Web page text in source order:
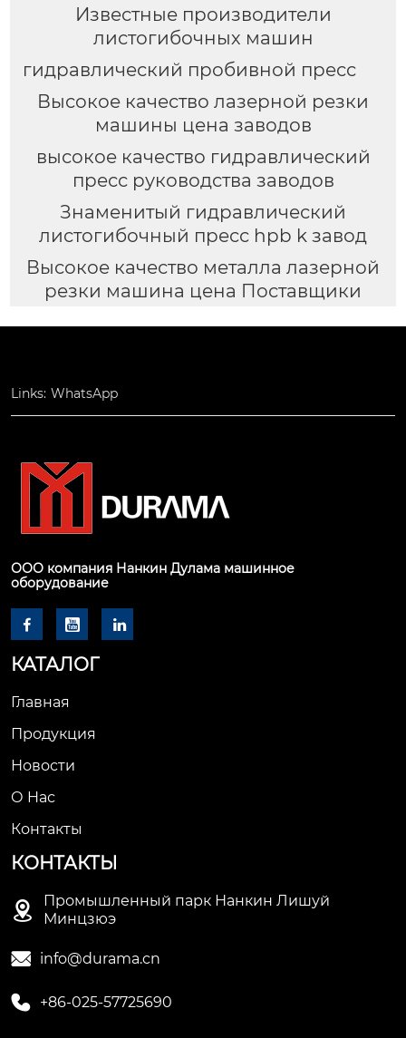
Известные производители
листогибочных машин
гидравлический пробивной пресс
Высокое качество лазерной резки
машины цена заводов
высокое качество гидравлический
пресс руководства заводов
Знаменитый гидравлический
листогибочный пресс hpb k завод
Высокое качество металла лазерной
резки машина цена Поставщики
Links: WhatsApp
ООО компания Нанкин Дулама машинное
оборудование
  
КАТАЛОГ
Главная
Продукция
Новости
О Hас
Контакты
КОНТАКТЫ

Промышленный парк Нанкин Лишуй
Минцзюэ
 info@durama.cn
 +86-025-57725690